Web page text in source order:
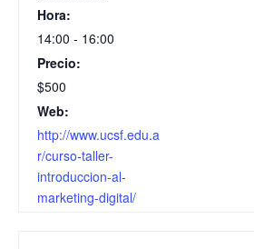
Hora:
14:00 - 16:00
Precio:
$500
Web:
http://www.ucsf.edu.a
r/curso-taller-
introduccion-al-
marketing-digital/